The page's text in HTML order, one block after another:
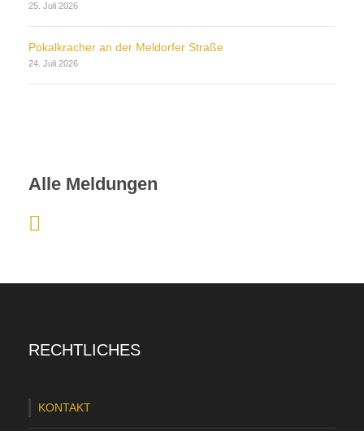
25. Juli 2026
Pokalkracher an der Meldorfer Straße
24. Juli 2026
Alle Meldungen
V
s
RECHTLICHES
KONTAKT